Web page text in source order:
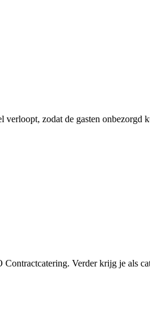
zodat de gasten
Verder krijg je als